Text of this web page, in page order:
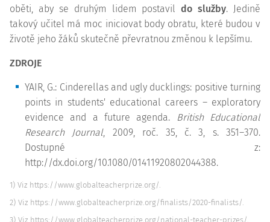
oběti, aby se druhým lidem postavildo služby. Jedině
takový učitel má moc iniciovat body obratu, které budou v
životě jeho žáků skutečně převratnou změnou k lepšímu.
ZDROJE
YAIR, G.: Cinderellas and ugly ducklings: positive turning
points in students' educational careers – exploratory
evidence and a future agenda.
British Educational
Research Journal, 2009, roč. 35, č. 3, s. 351–370.
Dostupné z:
http://dx.doi.org/10.1080/01411920802044388.
1) Viz https://www.globalteacherprize.org/.
2) Viz https://www.globalteacherprize.org/finalists/2020-finalists/.
3) Viz https://www.globalteacherprize.org/national-teacher-prizes/.